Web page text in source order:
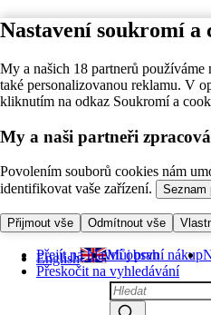
Nastavení soukromí a
My a našich 18 partnerů
také personalizovanou reklamu. V
kliknutím na odkaz Soukromí a
My a naši partneři
Povolením souborů cookies nám
identifikovat vaše zařízení.
Seznam
Přijmout vše Odmítnout vše
Přejít na hlavní obsah
Přeskočit na vyhledávání
English Můj první nákup